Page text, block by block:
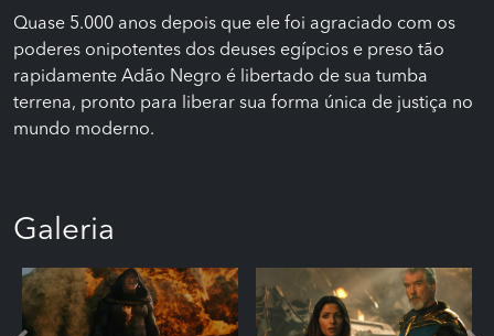
Quase 5.000 anos depois que ele foi agraciado com os
poderes onipotentes dos deuses egípcios e preso tão
rapidamente Adão Negro é libertado de sua tumba
terrena, pronto para liberar sua forma única de justiça no
mundo moderno.
Galeria